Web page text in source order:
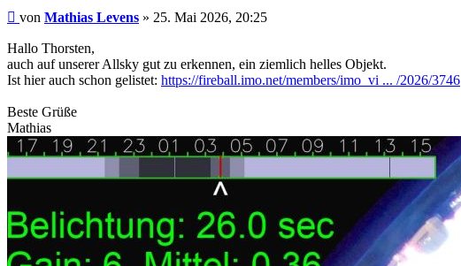
Beitrag
von Mathias Levens » 25. Mai 2026, 20:25
Hallo Thorsten,
auch auf unserer Allsky gut zu erkennen, ein ziemlich helles Objekt.
Ist hier auch schon gelistet: https://fireball.imo.net/members/imo_vi ... /2026/3746
Beste Grüße
Mathias